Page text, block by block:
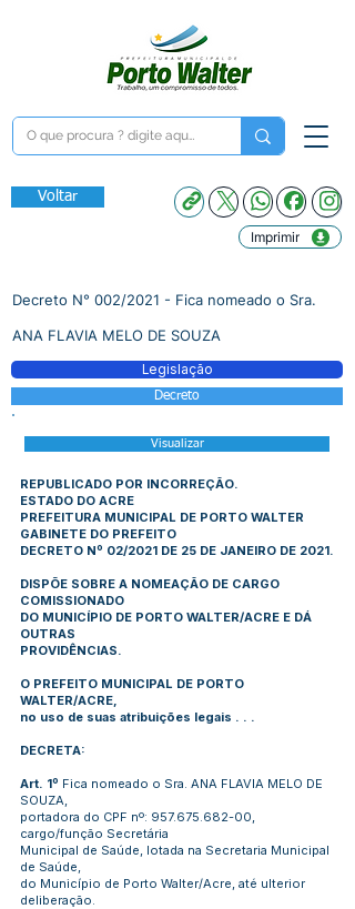
Voltar
Imprimir
Decreto N° 002/2021 - Fica nomeado o Sra.
ANA FLAVIA MELO DE SOUZA
Legislação
Decreto
Visualizar
REPUBLICADO POR INCORREÇÃO.
ESTADO DO ACRE
PREFEITURA MUNICIPAL DE PORTO WALTER
GABINETE DO PREFEITO
DECRETO Nº 02/2021 DE 25 DE JANEIRO DE 2021.
DISPÕE SOBRE A NOMEAÇÃO DE CARGO
COMISSIONADO
DO MUNICÍPIO DE PORTO WALTER/ACRE E DÁ
OUTRAS
PROVIDÊNCIAS.
O PREFEITO MUNICIPAL DE PORTO
WALTER/ACRE,
no uso de suas atribuições legais . . .
DECRETA:
Art. 1º Fica nomeado o Sra. ANA FLAVIA MELO DE
SOUZA,
portadora do CPF nº: 957.675.682-00,
cargo/função Secretária
Municipal de Saúde, lotada na Secretaria Municipal
de Saúde,
do Município de Porto Walter/Acre, até ulterior
deliberação.